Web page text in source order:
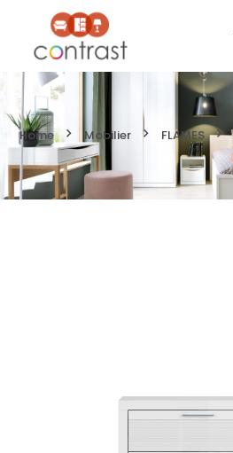
Home Mobilier FLAMES